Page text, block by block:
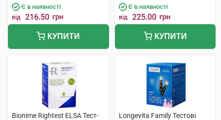
Є в наявності
від 216.50 грн
КУПИТИ
Є в наявності
від 225.00 грн
КУПИТИ
Bionime Rightest ELSA Тест-
Longevita Family Тестові